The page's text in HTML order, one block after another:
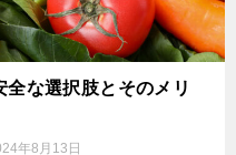
な選択肢とそのメリ
年8月13日